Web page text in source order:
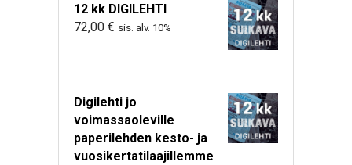
12 kk DIGILEHTI
72,00 € sis. alv. 10%
Digilehti jo
voimassaoleville
paperilehden kesto- ja
vuosikertatilaajillemme